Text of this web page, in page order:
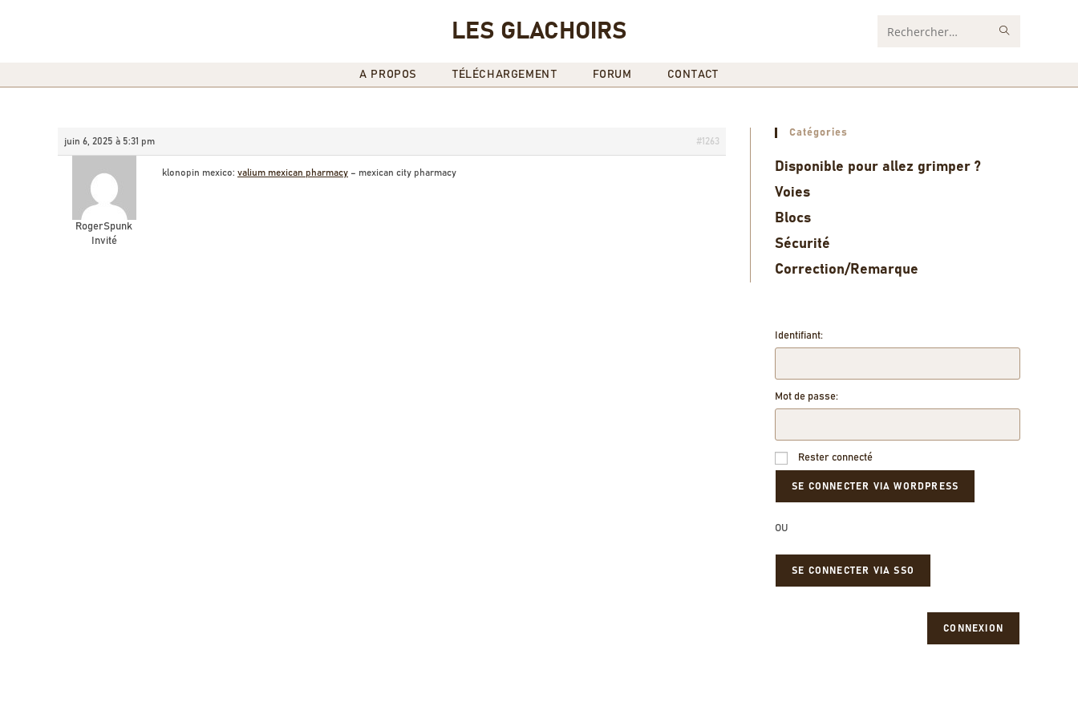
LES GLACHOIRS Rechercher
A PROPOS TÉLÉCHARGEMENT FORUM CONTACT
juin 6, 2025 à 5:31 pm #1263
RogerSpunk
Invité
klonopin mexico: valium mexican pharmacy – mexican city pharmacy
Catégories
Disponible pour allez grimper ?
Voies
Blocs
Sécurité
Correction/Remarque
Identifiant:
Mot de passe:
Rester connecté
OU
SE CONNECTER VIA SSO
CONNEXION